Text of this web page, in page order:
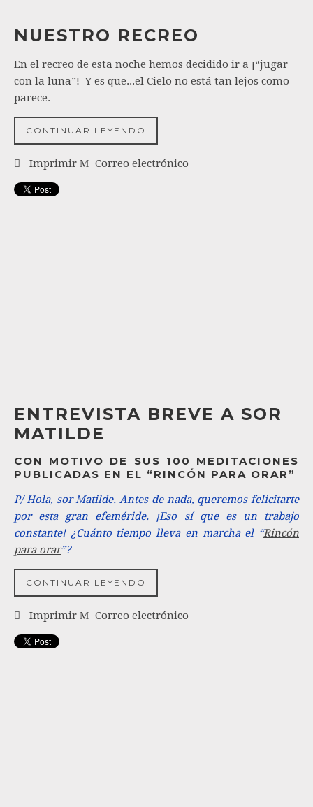
NUESTRO RECREO
En el recreo de esta noche hemos decidido ir a ¡“jugar
con la luna”! Y es que...el Cielo no está tan lejos como
parece.
CONTINUAR LEYENDO
Imprimir Correo electrónico
ENTREVISTA BREVE A SOR
MATILDE
CON MOTIVO DE SUS 100 MEDITACIONES
PUBLICADAS EN EL “RINCÓN PARA ORAR”
P/ Hola, sor Matilde. Antes de nada, queremos felicitarte
por esta gran efeméride. ¡Eso sí que es un trabajo
constante! ¿Cuánto tiempo lleva en marcha el “Rincón
para orar”?
CONTINUAR LEYENDO
Imprimir Correo electrónico